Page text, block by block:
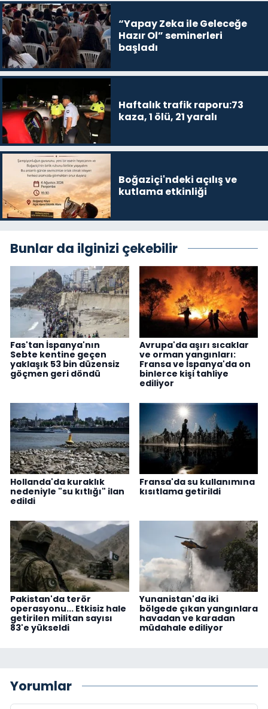
“Yapay Zeka ile Geleceğe
Hazır Ol” seminerleri
başladı
Haftalık trafik raporu:73
kaza, 1 ölü, 21 yaralı
Boğaziçi'ndeki açılış ve
kutlama etkinliği
Bunlar da ilginizi çekebilir
Fas'tan İspanya'nın
Sebte kentine geçen
yaklaşık 53 bin düzensiz
göçmen geri döndü
Avrupa'da aşırı sıcaklar
ve orman yangınları:
Fransa ve İspanya'da on
binlerce kişi tahliye
ediliyor
Hollanda'da kuraklık
nedeniyle "su kıtlığı" ilan
edildi
Fransa'da su kullanımına
kısıtlama getirildi
Pakistan'da terör
operasyonu... Etkisiz hale
getirilen militan sayısı
83'e yükseldi
Yunanistan'da iki
bölgede çıkan yangınlara
havadan ve karadan
müdahale ediliyor
Yorumlar